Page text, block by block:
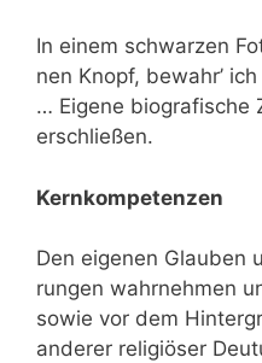
In einem schwar­zen
nen Knopf, bewahr’
… Eige­ne bio­gra­fi­sche
erschließen.
Kern­kom­pe­ten­zen
Den eige­nen Glau­ben
run­gen wahr­neh­men
sowie vor dem
ande­rer reli­giö­ser